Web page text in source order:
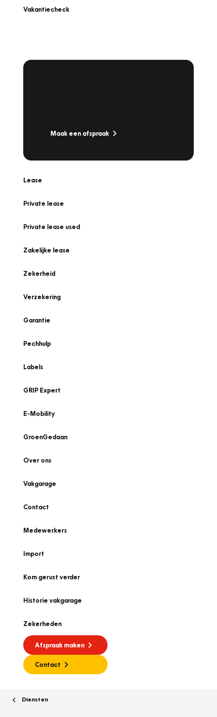
Vakantiecheck
Maak een afspraak
Lease
Private lease
Private lease used
Zakelijke lease
Zekerheid
Verzekering
Garantie
Pechhulp
Labels
GRIP Expert
E-Mobility
GroenGedaan
Over ons
Vakgarage
Contact
Medewerkers
Import
Kom gerust verder
Historie vakgarage
Zekerheden
Afspraak maken
Contact
Diensten